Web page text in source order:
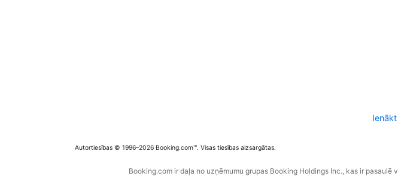
Autortiesības © 1996–2026 Booking.com™. Visas tiesības aizsargātas.
Booking.com ir daļa no uzņēmumu grupas Booking Holdings Inc., kas ir